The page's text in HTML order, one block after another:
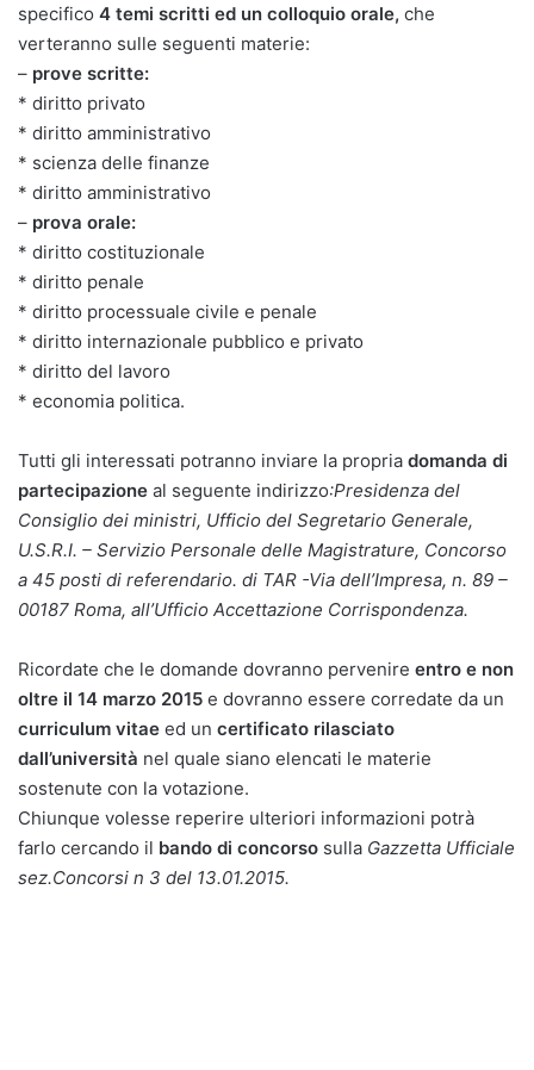
specifico 4 temi scritti ed un colloquio orale, che
verteranno sulle seguenti materie:
– prove scritte:
* diritto privato
* diritto amministrativo
* scienza delle finanze
* diritto amministrativo
– prova orale:
* diritto costituzionale
* diritto penale
* diritto processuale civile e penale
* diritto internazionale pubblico e privato
* diritto del lavoro
* economia politica.
Tutti gli interessati potranno inviare la propria domanda di
partecipazione al seguente indirizzo:Presidenza del
Consiglio dei ministri, Ufficio del Segretario Generale,
U.S.R.I. – Servizio Personale delle Magistrature, Concorso
a 45 posti di referendario. di TAR -Via dell’Impresa, n. 89 –
00187 Roma, all’Ufficio Accettazione Corrispondenza.
Ricordate che le domande dovranno pervenire entro e non
oltre il 14 marzo 2015 e dovranno essere corredate da un
curriculum vitae ed un certificato rilasciato
dall’università nel quale siano elencati le materie
sostenute con la votazione.
Chiunque volesse reperire ulteriori informazioni potrà
farlo cercando il bando di concorso sulla Gazzetta Ufficiale
sez.Concorsi n 3 del 13.01.2015.